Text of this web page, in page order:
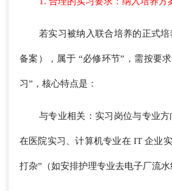
若实习被纳入联合培养的正式
备案），属于 “必修环节”，需按要
习”，核心特点是：
与专业相关：实习岗位与专业
在医院实习、计算机专业在 IT 企业
打杂”（如安排护理专业去电子厂流水